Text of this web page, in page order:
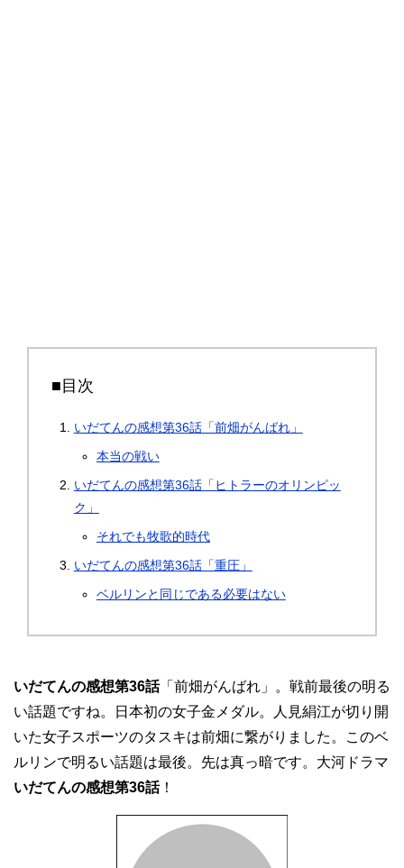
■目次
いだてんの感想第36話「前畑がんばれ」
本当の戦い
いだてんの感想第36話「ヒトラーのオリンピッ
ク」
それでも牧歌的時代
いだてんの感想第36話「重圧」
ベルリンと同じである必要はない
いだてんの感想第36話「前畑がんばれ」。戦前最後の明る
い話題ですね。日本初の女子金メダル。人見絹江が切り開
いた女子スポーツのタスキは前畑に繋がりました。このベ
ルリンで明るい話題は最後。先は真っ暗です。大河ドラマ
いだてんの感想第36話！